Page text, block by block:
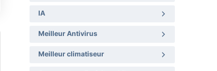
IA
Meilleur Antivirus
Meilleur climatiseur